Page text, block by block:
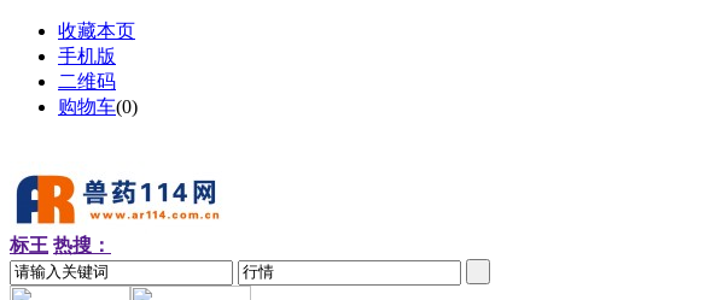
收藏本页
手机版
二维码
购物车(0)
标王 热搜：